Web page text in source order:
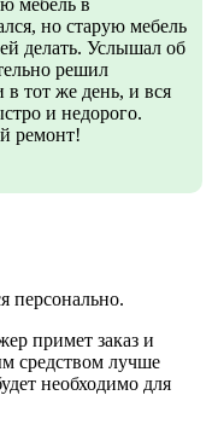
но старую мебель
делать. Услышал об
решил
тот же день, и вся
и недорого.
ремонт!
персонально.
примет заказ и
средством лучше
необходимо для